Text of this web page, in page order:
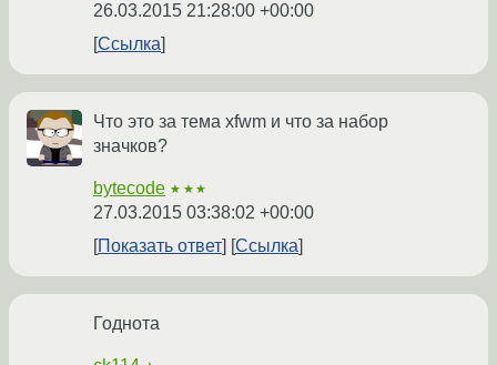
26.03.2015 21:28:00 +00:00
Ссылка
Что это за тема xfwm и что за набор
значков?
bytecode ★★★
27.03.2015 03:38:02 +00:00
Показать ответ
Ссылка
Годнота